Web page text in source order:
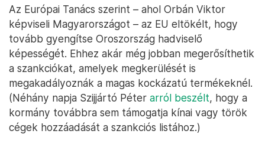
Az Európai Tanács szerint – ahol Orbán Viktor
képviseli Magyarországot – az EU eltökélt, hogy
tovább gyengítse Oroszország hadviselő
képességét. Ehhez akár még jobban megerősíthetik
a szankciókat, amelyek megkerülését is
megakadályoznák a magas kockázatú termékeknél.
(Néhány napja Szijjártó Péter arról beszélt, hogy a
kormány továbbra sem támogatja kínai vagy török
cégek hozzáadását a szankciós listához.)